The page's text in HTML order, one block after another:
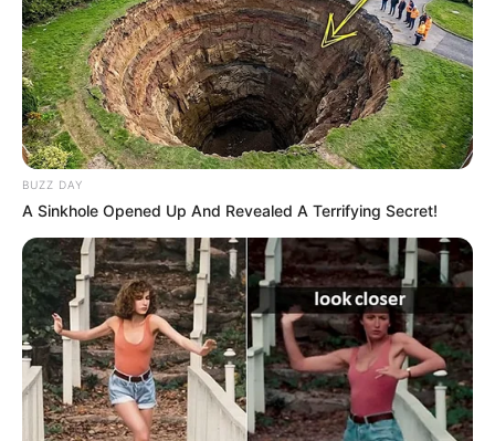
para a direção inicial, como pode ser observado
na foto abaixo.
BUZZ DAY
A Sinkhole Opened Up And Revealed A Terrifying Secret!